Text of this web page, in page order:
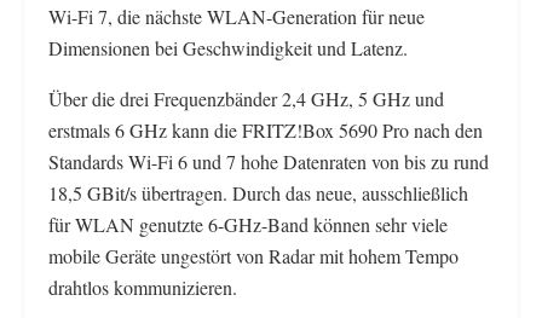
Wi-Fi 7, die nächste WLAN-Generation für neue
Dimensionen bei Geschwindigkeit und Latenz.
Über die drei Frequenzbänder 2,4 GHz, 5 GHz und
erstmals 6 GHz kann die FRITZ!Box 5690 Pro nach den
Standards Wi-Fi 6 und 7 hohe Datenraten von bis zu rund
18,5 GBit/s übertragen. Durch das neue, ausschließlich
für WLAN genutzte 6-GHz-Band können sehr viele
mobile Geräte ungestört von Radar mit hohem Tempo
drahtlos kommunizieren.